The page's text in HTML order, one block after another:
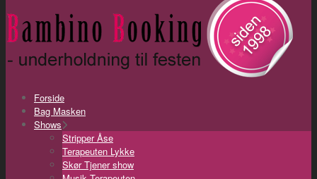
Forside
Bag Masken
Shows
Stripper Åse
Terapeuten Lykke
Skør Tjener show